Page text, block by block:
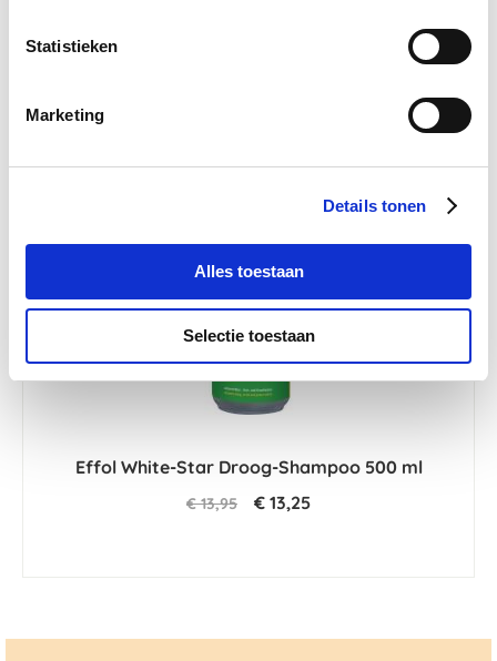
Statistieken
Marketing
Details tonen
Alles toestaan
Selectie toestaan
Effol White-Star Droog-Shampoo 500 ml
€ 13,95 € 13,25